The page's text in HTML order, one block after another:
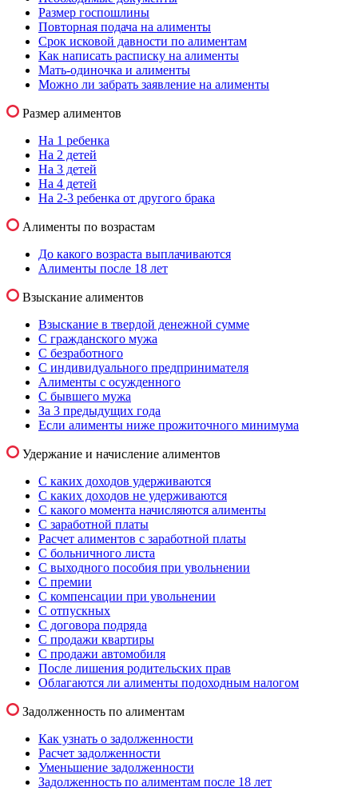
Размер госпошлины
Повторная подача на алименты
Срок исковой давности по алиментам
Как написать расписку на алименты
Мать-одиночка и алименты
Можно ли забрать заявление на алименты
Размер алиментов
На 1 ребенка
На 2 детей
На 3 детей
На 4 детей
На 2-3 ребенка от другого брака
Алименты по возрастам
До какого возраста выплачиваются
Алименты после 18 лет
Взыскание алиментов
Взыскание в твердой денежной сумме
С гражданского мужа
С безработного
С индивидуального предпринимателя
Алименты с осужденного
С бывшего мужа
За 3 предыдущих года
Если алименты ниже прожиточного минимума
Удержание и начисление алиментов
С каких доходов удерживаются
С каких доходов не удерживаются
С какого момента начисляются алименты
С заработной платы
Расчет алиментов с заработной платы
С больничного листа
С выходного пособия при увольнении
С премии
С компенсации при увольнении
С отпускных
С договора подряда
С продажи квартиры
С продажи автомобиля
После лишения родительских прав
Облагаются ли алименты подоходным налогом
Задолженность по алиментам
Как узнать о задолженности
Расчет задолженности
Уменьшение задолженности
Задолженность по алиментам после 18 лет